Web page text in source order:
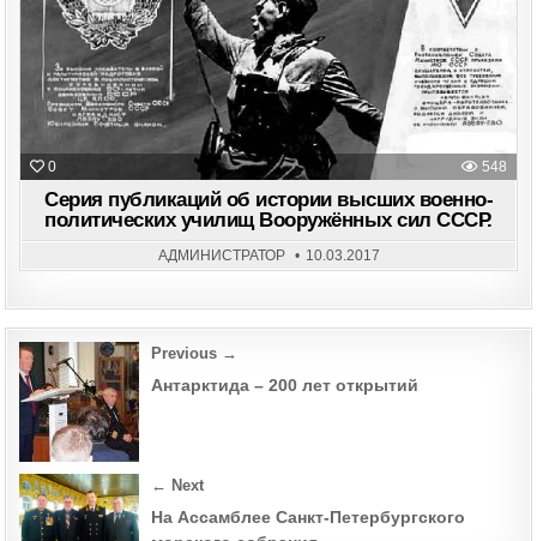
0 548
Серия публикаций об истории высших военно-
политических училищ Вооружённых сил СССР.
АДМИНИСТРАТОР 10.03.2017
Post
navigation
Previous →
Антарктида – 200 лет открытий
← Next
На Ассамблее Санкт-Петербургского